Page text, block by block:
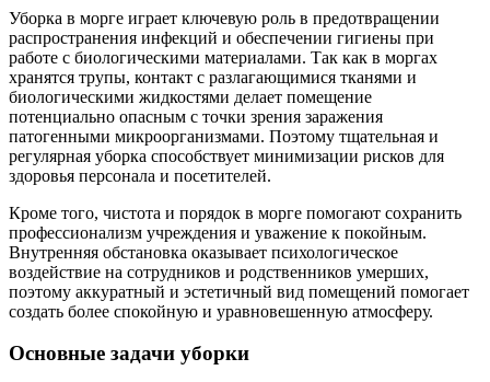
Уборка в морге играет ключевую роль в предотвращении
распространения инфекций и обеспечении гигиены при
работе с биологическими материалами. Так как в моргах
хранятся трупы, контакт с разлагающимися тканями и
биологическими жидкостями делает помещение
потенциально опасным с точки зрения заражения
патогенными микроорганизмами. Поэтому тщательная и
регулярная уборка способствует минимизации рисков для
здоровья персонала и посетителей.
Кроме того, чистота и порядок в морге помогают сохранить
профессионализм учреждения и уважение к покойным.
Внутренняя обстановка оказывает психологическое
воздействие на сотрудников и родственников умерших,
поэтому аккуратный и эстетичный вид помещений помогает
создать более спокойную и уравновешенную атмосферу.
Основные задачи уборки